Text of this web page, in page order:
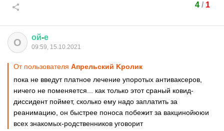
4/ 1
О ой-е
09:59, 15.10.2021
От пользователя Aпрельский Kролик
пока не введут платное лечение упоротых антиваксеров,
ничего не поменяется... как только этот сраный ковид-
диссидент поймет, сколько ему надо заплатить за
реанимацию, он быстрее поноса побежит за вакцинойююи
всех знакомых-родственников уговорит